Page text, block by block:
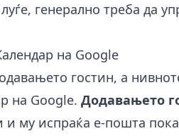
генерално треба да
на Google
гостин, а
на Google. Додавањето
и му испраќа е-пошта